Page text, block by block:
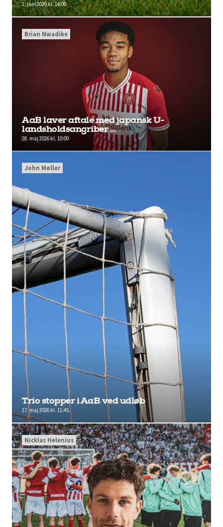
1. juni 2026 kl. 14:00
AaB laver aftale med japansk U-
landsholdsangriber …
28. maj 2026 kl. 10:00
Brian Nwadike
Trio stopper i AaB ved udløb
27. maj 2026 kl. 11:45
John Møller
Nicklas Helenius